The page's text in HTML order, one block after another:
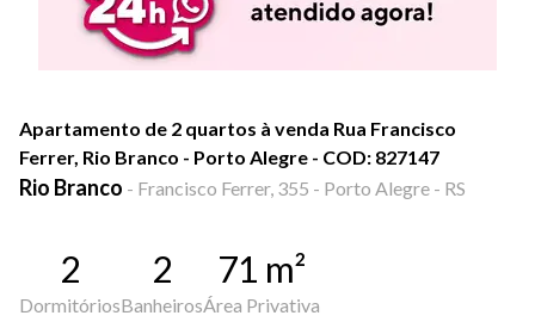
Apartamento de 2 quartos à venda Rua Francisco
Ferrer, Rio Branco - Porto Alegre - COD: 827147
Rio Branco - Francisco Ferrer, 355 - Porto Alegre - RS
2
Dormitórios
2
Banheiros
71 m²
Área Privativa